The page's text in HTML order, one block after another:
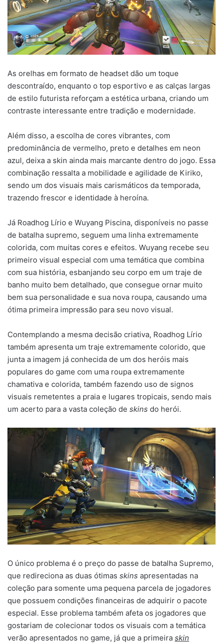
As orelhas em formato de headset dão um toque
descontraído, enquanto o top esportivo e as calças largas
de estilo futurista reforçam a estética urbana, criando um
contraste interessante entre tradição e modernidade.
Além disso, a escolha de cores vibrantes, com
predominância de vermelho, preto e detalhes em neon
azul, deixa a skin ainda mais marcante dentro do jogo. Essa
combinação ressalta a mobilidade e agilidade de Kiriko,
sendo um dos visuais mais carismáticos da temporada,
trazendo frescor e identidade à heroína.
Já Roadhog Lírio e Wuyang Piscina, disponíveis no passe
de batalha supremo, seguem uma linha extremamente
colorida, com muitas cores e efeitos. Wuyang recebe seu
primeiro visual especial com uma temática que combina
com sua história, esbanjando seu corpo em um traje de
banho muito bem detalhado, que consegue ornar muito
bem sua personalidade e sua nova roupa, causando uma
ótima primeira impressão para seu novo visual.
Contemplando a mesma decisão criativa, Roadhog Lírio
também apresenta um traje extremamente colorido, que
junta a imagem já conhecida de um dos heróis mais
populares do game com uma roupa extremamente
chamativa e colorida, também fazendo uso de signos
visuais remetentes a praia e lugares tropicais, sendo mais
um acerto para a vasta coleção de skins do herói.
O único problema é o preço do passe de batalha Supremo,
que redireciona as duas ótimas skins apresentadas na
coleção para somente uma pequena parcela de jogadores
que possuem condições financeiras de adquirir o pacote
especial. Esse problema também afeta os jogadores que
gostariam de colecionar todos os visuais com a temática
verão apresentados no game, já que a primeira skin